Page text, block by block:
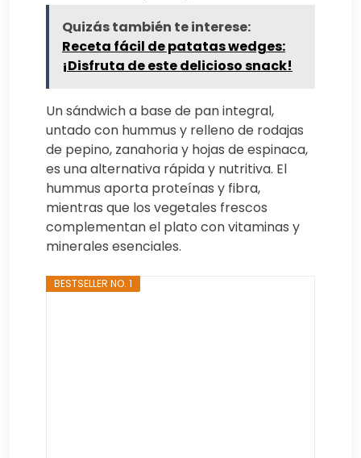
Quizás también te interese:
Receta fácil de patatas wedges:
¡Disfruta de este delicioso snack!
Un sándwich a base de pan integral,
untado con hummus y relleno de rodajas
de pepino, zanahoria y hojas de espinaca,
es una alternativa rápida y nutritiva. El
hummus aporta proteínas y fibra,
mientras que los vegetales frescos
complementan el plato con vitaminas y
minerales esenciales.
BESTSELLER NO. 1